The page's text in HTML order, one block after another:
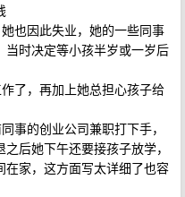
也因此失业，她的一些同事
时决定等小孩半岁或一岁后
了，再加上她总担心孩子给
事的创业公司兼职打下手，
后她下午还要接孩子放学，
家，这方面写太详细了也容